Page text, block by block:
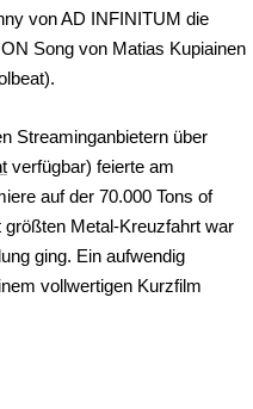
von AD INFINITUM die
Song von Matias Kupiainen
Streaminganbietern über
verfügbar) feierte am
auf der 70.000 Tons of
größten Metal-Kreuzfahrt war
ging. Ein aufwendig
vollwertigen Kurzfilm